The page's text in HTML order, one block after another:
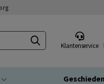
Klantenservice